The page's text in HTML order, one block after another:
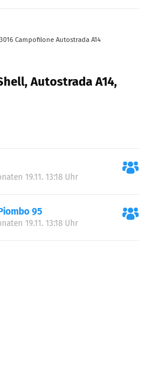
Campofilone Autostrada A14
Autostrada A14,
19.11. 13:18 Uhr
95
19.11. 13:18 Uhr